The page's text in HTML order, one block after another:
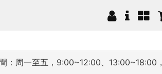
周一至五，9:00~12:00、13:00~18:00，